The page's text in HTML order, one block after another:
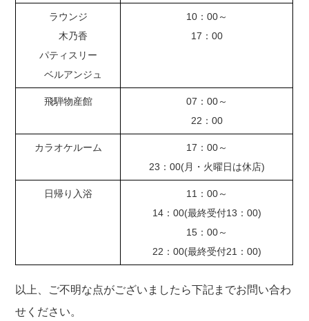
ラウンジ
木乃香
パティスリー
ベルアンジュ
10：00～
17：00
飛騨物産館
07：00～
22：00
カラオケルーム
17：00～
23：00(月・火曜日は休店)
日帰り入浴
11：00～
14：00(最終受付13：00)
15：00～
22：00(最終受付21：00)
以上、ご不明な点がございましたら下記までお問い合わ
せください。